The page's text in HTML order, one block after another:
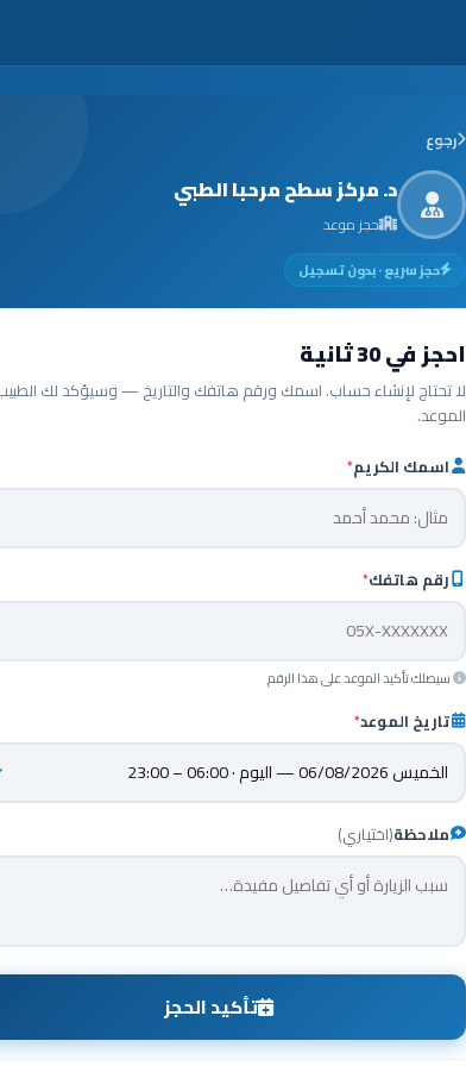
رجوع
د. مركز سطح مرحبا الطبي
حجز موعد
حجز سريع · بدون تسجيل
احجز في 30 ثانية
لا تحتاج لإنشاء حساب. اسمك ورقم هاتفك والتاريخ — وسيؤكد لك
الموعد.
اسمك الكريم*
رقم هاتفك*
سيصلك تأكيد الموعد على هذا الرقم
تاريخ الموعد*
ملاحظة(اختياري)
تأكيد الحجز